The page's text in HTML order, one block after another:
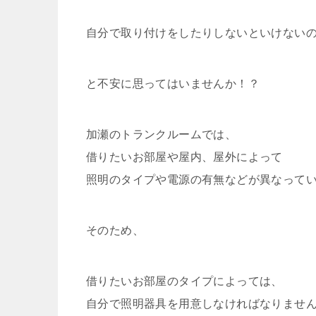
自分で取り付けをしたりしないといけない
と不安に思ってはいませんか！？
加瀬のトランクルームでは、
借りたいお部屋や屋内、屋外によって
照明のタイプや電源の有無などが異なってい
そのため、
借りたいお部屋のタイプによっては、
自分で照明器具を用意しなければなりません